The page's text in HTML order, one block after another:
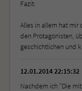
Fazit:
Alles in allem hat mir
den Protagonisten,
geschichtlichen und
12.01.2014 22:15:32
Nachdem ich "Die